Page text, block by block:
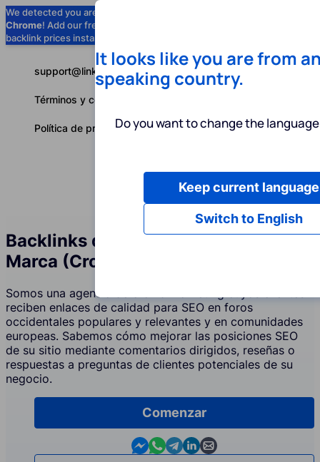
We detected you are using
Chrome! Add our free extension to check
backlink prices instantly as you browse.
Servicios
Español
support@linkbuilder.com
Términos y condiciones
Política de privacidad
Backlinks de Foros y Menciones de
Marca (Crowd Marketing)
Somos una agencia de crowd marketing cuyos clientes
reciben enlaces de calidad para SEO en foros
occidentales populares y relevantes y en comunidades
europeas. Sabemos cómo mejorar las posiciones SEO
de su sitio mediante comentarios dirigidos, reseñas o
respuestas a preguntas de clientes potenciales de su
negocio.
Comenzar
Contact us in Messenger
Contact us in WhatsApp
Contact us in Telegram
Contact us in Linkedin
Contact us by email
It looks like you are from
speaking country.
Do you want to change the
Switch to English
Keep current language